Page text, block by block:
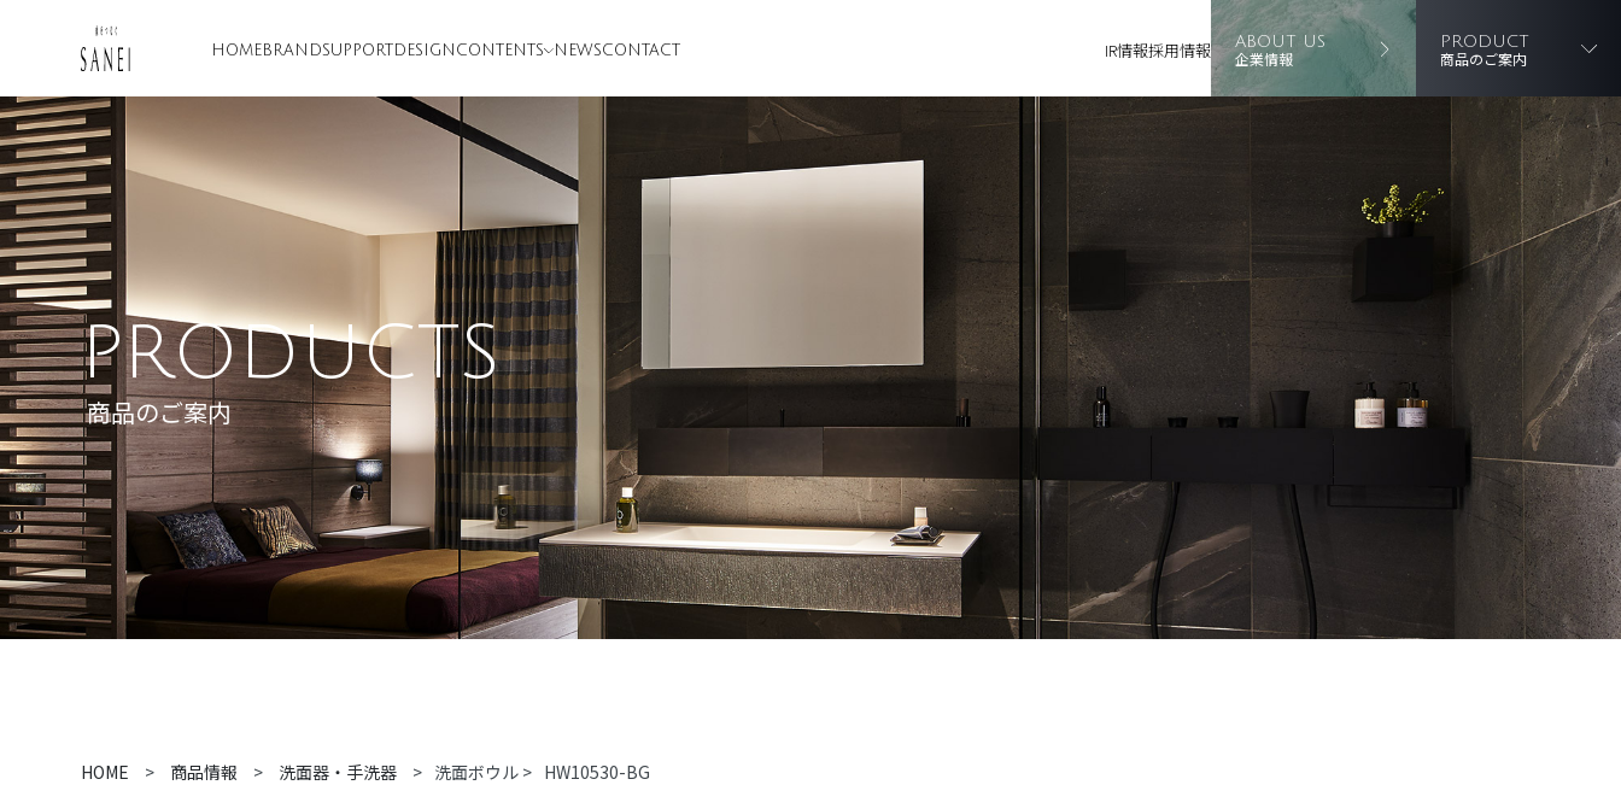
HOME BRANDSUPPORT DESIGN CONTENTS NEWSCONTACT IR情報採用情報 ABOUT US
企業情報
PRODUCT
商品のご案内
PRODUCTS
商品のご案内
HOME > 商品情報 > 洗面器・手洗器 > 洗面ボウル > HW10530-BG